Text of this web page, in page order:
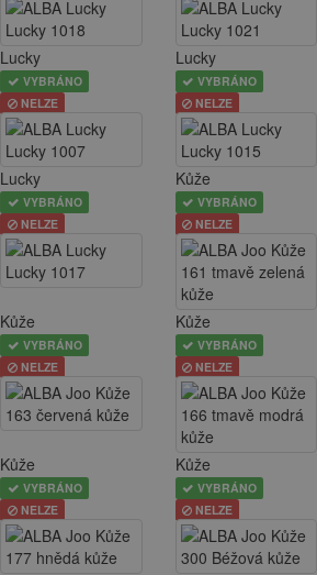
Lucky
VYBRÁNO
NELZE
Lucky
VYBRÁNO
NELZE
Lucky
VYBRÁNO
NELZE
Kůže
VYBRÁNO
NELZE
Kůže
VYBRÁNO
NELZE
Kůže
VYBRÁNO
NELZE
Kůže
VYBRÁNO
NELZE
Kůže
VYBRÁNO
NELZE